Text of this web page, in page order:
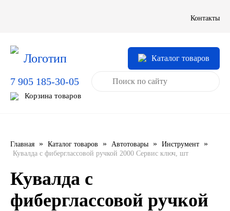
Контакты
MANNOL
OIL RIGHT
REPSOL
Каталог товаров
7 905 185-30-05
Корзина товаров
Главная » Каталог товаров » Автотовары » Инструмент »
Кувалда с фиберглассовой ручкой 2000 Сервис ключ, шт
Кувалда с
фиберглассовой ручкой